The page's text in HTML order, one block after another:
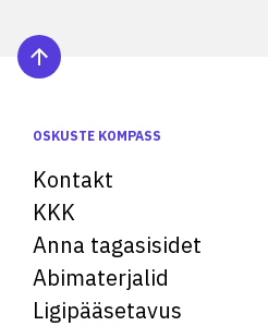
OSKUSTE KOMPASS
Kontakt
KKK
Anna tagasisidet
Abimaterjalid
Ligipääsetavus